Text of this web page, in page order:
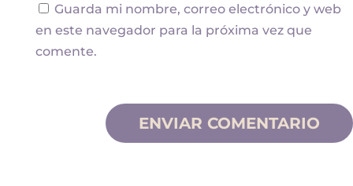
Guarda mi nombre, correo electrónico y web
en este navegador para la próxima vez que
comente.
ENVIAR COMENTARIO